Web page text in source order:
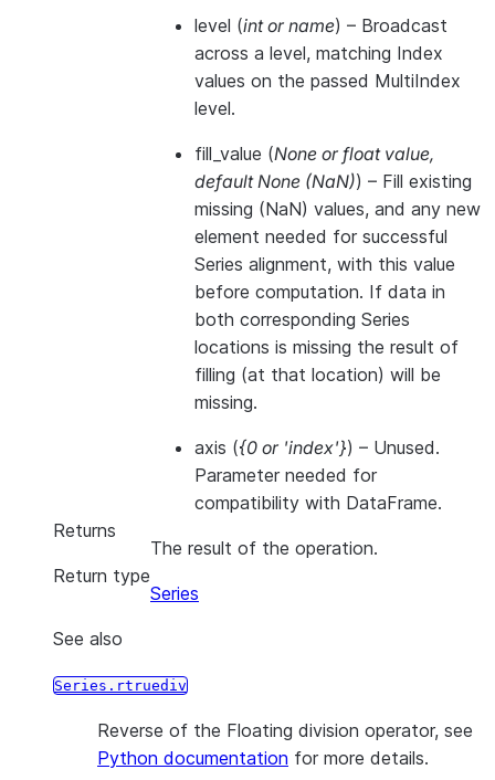
level (intorname) – Broadcast
across a level, matching Index
values on the passed MultiIndex
level.
fill_value (None orfloat value,
default None (NaN)) – Fill existing
missing (NaN) values, and any new
element needed for successful
Series alignment, with this value
before computation. If data in
both corresponding Series
locations is missing the result of
filling (at that location) will be
missing.
axis ({0 or 'index'}) – Unused.
Parameter needed for
compatibility with DataFrame.
Returns
The result of the operation.
Return type
Series
See also
Series.rtruediv
Reverse of the Floating division operator, see
Python documentation for more details.